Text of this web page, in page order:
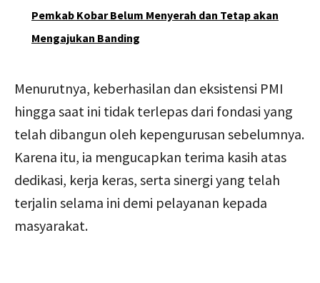
Pemkab Kobar Belum Menyerah dan Tetap akan
Mengajukan Banding
Menurutnya, keberhasilan dan eksistensi PMI
hingga saat ini tidak terlepas dari fondasi yang
telah dibangun oleh kepengurusan sebelumnya.
Karena itu, ia mengucapkan terima kasih atas
dedikasi, kerja keras, serta sinergi yang telah
terjalin selama ini demi pelayanan kepada
masyarakat.